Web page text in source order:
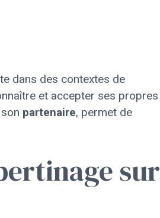
dans des contextes de
et accepter ses propres
partenaire, permet de
sur